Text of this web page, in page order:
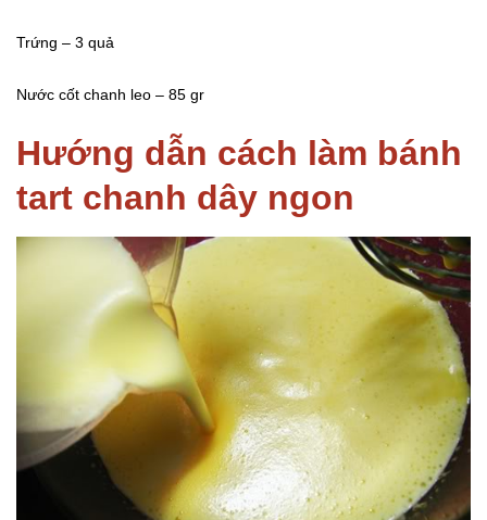
Trứng – 3 quả
Nước cốt chanh leo – 85 gr
Hướng dẫn cách làm bánh
tart chanh dây ngon